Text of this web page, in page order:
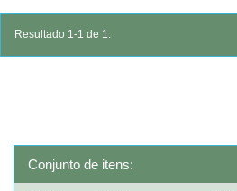
Resultado 1-1 de 1.
Conjunto de itens: